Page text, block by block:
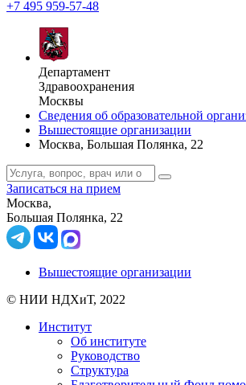
+7 495 959-57-48
Департамент
Здравоохранения
Москвы
Сведения об образовательной
Вышестоящие организации
Москва, Большая Полянка, 22
Записаться на прием
Москва,
Большая Полянка, 22
Вышестоящие организации
© НИИ НДХиТ, 2022
Институт
Об институте
Руководство
Структура